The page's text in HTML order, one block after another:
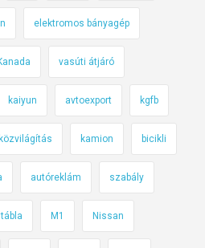
elektromos bányagép
vasúti átjáró
kaiyun avtoexport kgfb
közvilágítás kamion bicikli
autóreklám szabály
M1 Nissan